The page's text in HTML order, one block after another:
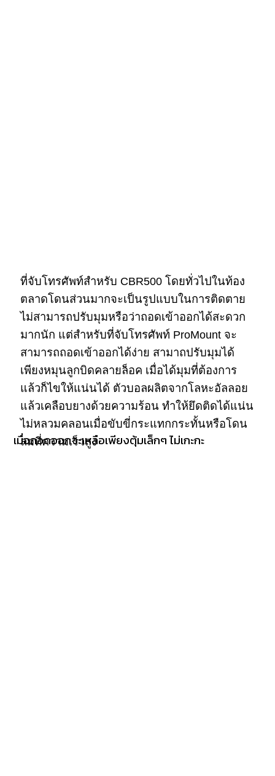
ที่จับโทรศัพท์สำหรับ CBR500 โดยทั่วไปในท้อง
ตลาดโดนส่วนมากจะเป็นรูปแบบในการติดตาย
ไม่สามารถปรับมุมหรือว่าถอดเข้าออกได้สะดวก
มากนัก แต่สำหรับที่จับโทรศัพท์ ProMount จะ
สามารถถอดเข้าออกได้ง่าย สามาถปรับมุมได้
เพียงหมุนลูกบิดคลายล็อค เมื่อได้มุมที่ต้องการ
แล้วก็ไขให้แน่นได้ ตัวบอลผลิตจากโลหะอัลลอย
แล้วเคลือบยางด้วยความร้อน ทำให้ยึดติดได้แน่น
ไม่หลวมคลอนเมื่อขับขี่กระแทกกระทั้นหรือโดน
ลมที่ความเร็วสูง
เมื่อถอดออกจะเหลือเพียงตุ้มเล็กๆ ไม่เกะกะ